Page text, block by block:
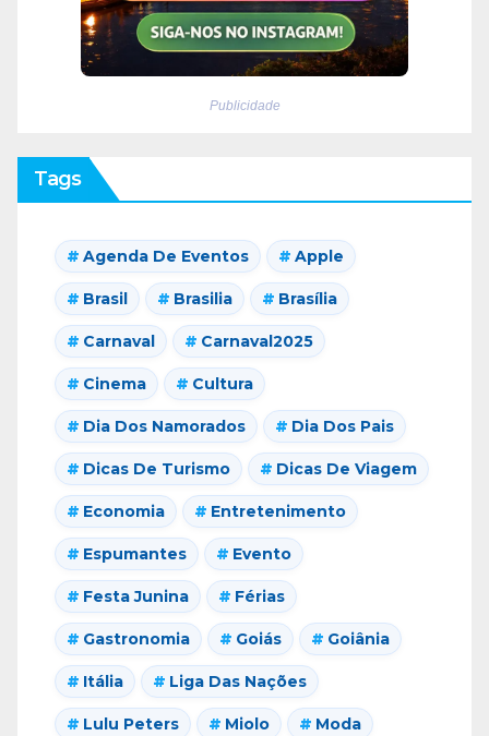
Publicidade
Tags
Agenda De Eventos Apple
Brasil Brasilia Brasília
Carnaval Carnaval2025
Cinema Cultura
Dia Dos Namorados Dia Dos Pais
Dicas De Turismo Dicas De Viagem
Economia Entretenimento
Espumantes Evento
Festa Junina Férias
Gastronomia Goiás Goiânia
Itália Liga Das Nações
Lulu Peters Miolo Moda